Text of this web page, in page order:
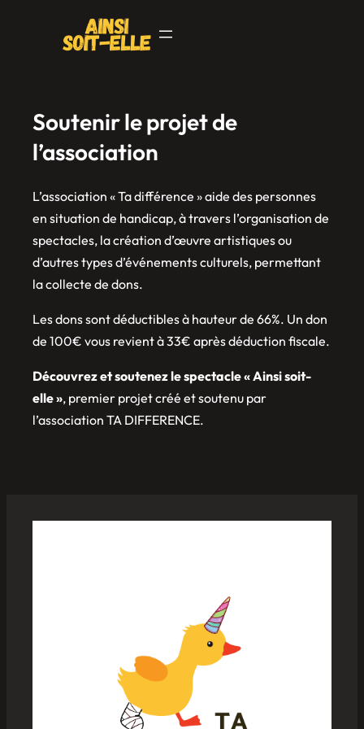
Soutenir le projet de
l’association
L’association « Ta différence » aide des personnes
en situation de handicap, à travers l’organisation de
spectacles, la création d’œuvre artistiques ou
d’autres types d’événements culturels, permettant
la collecte de dons.
Les dons sont déductibles à hauteur de 66%. Un don
de 100€ vous revient à 33€ après déduction fiscale.
Découvrez et soutenez le spectacle « Ainsi soit-
elle », premier projet créé et soutenu par
l’association TA DIFFERENCE.